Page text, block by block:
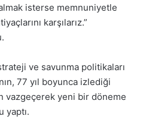
isterse memnuniyetle
karşılarız.”
ve savunma politikaları
77 yıl boyunca izlediği
vazgeçerek yeni bir döneme
yaptı.